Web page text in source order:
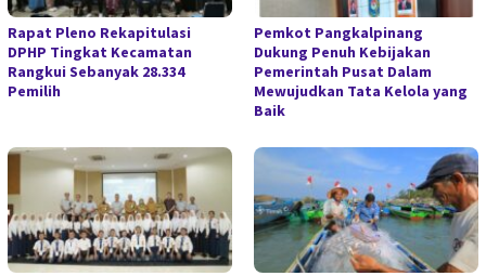
Rapat Pleno Rekapitulasi
DPHP Tingkat Kecamatan
Rangkui Sebanyak 28.334
Pemilih
Pemkot Pangkalpinang
Dukung Penuh Kebijakan
Pemerintah Pusat Dalam
Mewujudkan Tata Kelola yang
Baik